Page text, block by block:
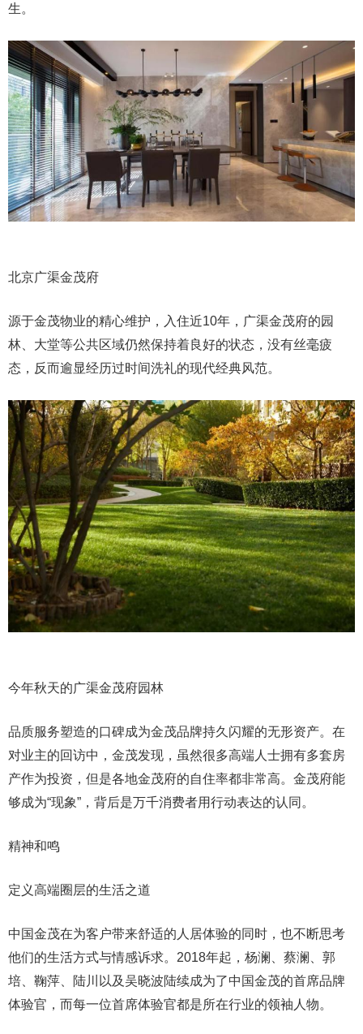
生。
北京广渠金茂府
源于金茂物业的精心维护，入住近10年，广渠金茂府的园
林、大堂等公共区域仍然保持着良好的状态，没有丝毫疲
态，反而逾显经历过时间洗礼的现代经典风范。
今年秋天的广渠金茂府园林
品质服务塑造的口碑成为金茂品牌持久闪耀的无形资产。在
对业主的回访中，金茂发现，虽然很多高端人士拥有多套房
产作为投资，但是各地金茂府的自住率都非常高。金茂府能
够成为“现象”，背后是万千消费者用行动表达的认同。
精神和鸣
定义高端圈层的生活之道
中国金茂在为客户带来舒适的人居体验的同时，也不断思考
他们的生活方式与情感诉求。2018年起，杨澜、蔡澜、郭
培、鞠萍、陆川以及吴晓波陆续成为了中国金茂的首席品牌
体验官，而每一位首席体验官都是所在行业的领袖人物。